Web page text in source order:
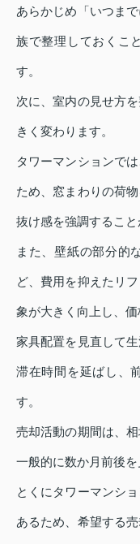
あらかじめ「いつま
族で整理しておくこ
す。
次に、室内の見せ方
きく変わります。
タワーマンションで
ため、窓まわりの荷
抜け感を強調すること
また、壁紙の部分的
ど、費用を抑えたリ
象が大きく向上し、価
家具配置を見直して
滞在時間を延ばし、
す。
売却活動の期間は、
一般的に数か月前後を
とくにタワーマンシ
あるため、希望する